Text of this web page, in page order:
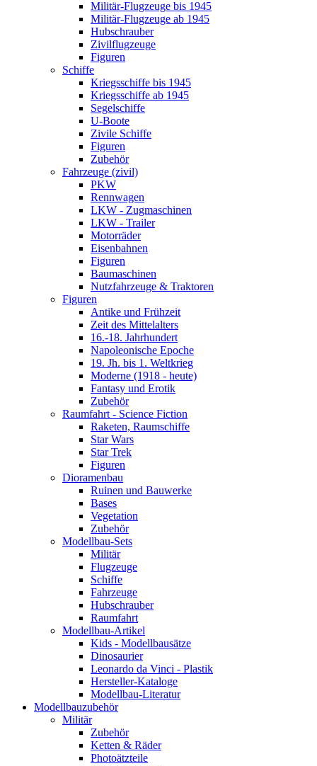
Militär-Flugzeuge bis 1945
Militär-Flugzeuge ab 1945
Hubschrauber
Zivilflugzeuge
Figuren
Schiffe
Kriegsschiffe bis 1945
Kriegsschiffe ab 1945
Segelschiffe
U-Boote
Zivile Schiffe
Figuren
Zubehör
Fahrzeuge (zivil)
PKW
Rennwagen
LKW - Zugmaschinen
LKW - Trailer
Motorräder
Eisenbahnen
Figuren
Baumaschinen
Nutzfahrzeuge & Traktoren
Figuren
Antike und Frühzeit
Zeit des Mittelalters
16.-18. Jahrhundert
Napoleonische Epoche
19. Jh. bis 1. Weltkrieg
Moderne (1918 - heute)
Fantasy und Erotik
Zubehör
Raumfahrt - Science Fiction
Raketen, Raumschiffe
Star Wars
Star Trek
Figuren
Dioramenbau
Ruinen und Bauwerke
Bases
Vegetation
Zubehör
Modellbau-Sets
Militär
Flugzeuge
Schiffe
Fahrzeuge
Hubschrauber
Raumfahrt
Modellbau-Artikel
Kids - Modellbausätze
Dinosaurier
Leonardo da Vinci - Plastik
Hersteller-Kataloge
Modellbau-Literatur
Modellbauzubehör
Militär
Zubehör
Ketten & Räder
Photoätzteile